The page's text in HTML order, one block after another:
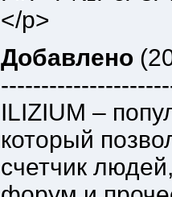
</p>
Добавлено
ILIZIUM –
который
счетчик